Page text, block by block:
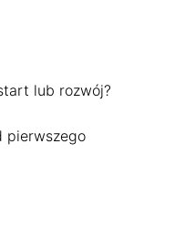
lub rozwój?
pierwszego